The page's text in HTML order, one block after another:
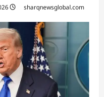
sharqnewsglobal.com